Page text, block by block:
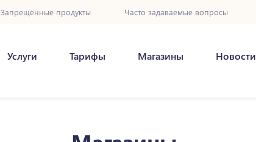
Запрещенные продукты Часто задаваемые вопросы
Услуги Тарифы Магазины Новости